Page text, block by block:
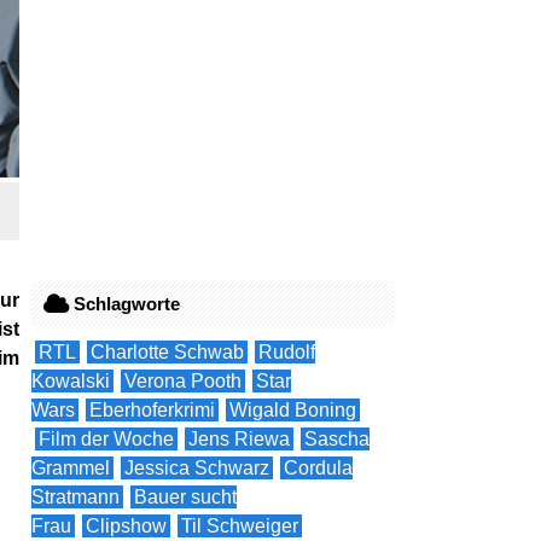
Schlagworte
RTL Charlotte Schwab
Rudolf
Kowalski
Verona Pooth
Star
Wars
Eberhoferkrimi
Wigald Boning
Film der Woche
Jens Riewa
Sascha
Grammel
Jessica Schwarz
Cordula
Stratmann
Bauer sucht
Frau
Clipshow Til Schweiger